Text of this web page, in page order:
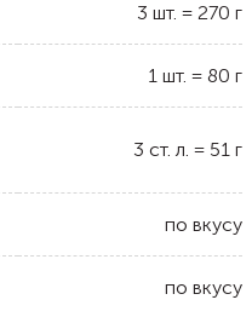
3 шт. = 270 г
1 шт. = 80 г
3 ст. л. = 51 г
по вкусу
по вкусу